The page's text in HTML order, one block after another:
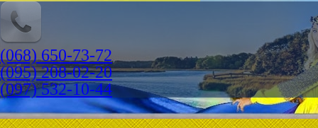
(068) 650-73-72
(095) 208-02-20
(097) 532-10-44